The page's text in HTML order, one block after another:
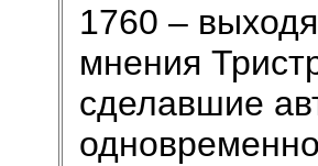
1760 –
мнения
сделавшие